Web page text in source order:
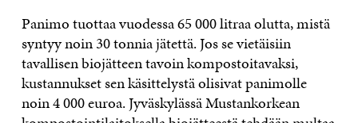
Panimo tuottaa vuodessa 65 000 litraa olutta, mistä
syntyy noin 30 tonnia jätettä. Jos se vietäisiin
tavallisen biojätteen tavoin kompostoitavaksi,
kustannukset sen käsittelystä olisivat panimolle
noin 4 000 euroa. Jyväskylässä Mustankorkean